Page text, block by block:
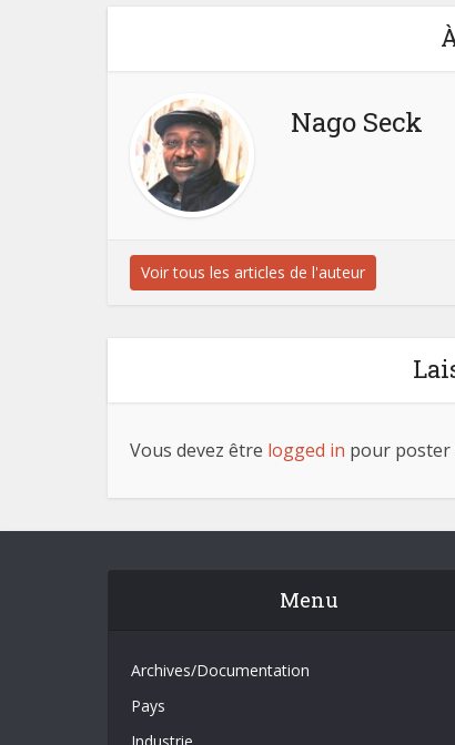
Nago Seck
Voir tous les articles de l'auteur
Vous devez être logged in pour poster
Menu
Archives/Documentation
Pays